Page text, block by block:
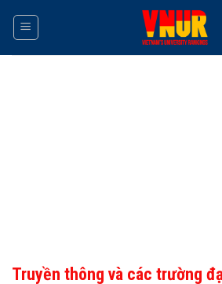
Truyền thông và các trường